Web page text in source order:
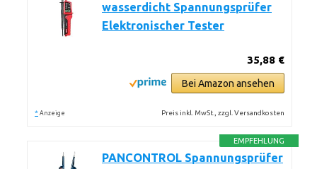
wasserdicht Spannungsprüfer
Elektronischer Tester
35,88 €
Bei Amazon ansehen
* Anzeige Preis inkl. MwSt., zzgl. Versandkosten
EMPFEHLUNG
PANCONTROL Spannungsprüfer